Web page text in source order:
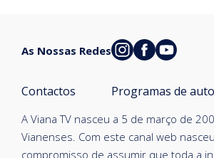
A Viana TV nasceu a 5 de março de
Vianenses. Com este canal web
compromisso de assumir que toda a
Contactos Programas de
As Nossas Redes